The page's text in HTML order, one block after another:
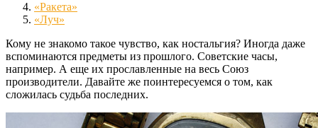
«Ракета»
«Луч»
Кому не знакомо такое чувство, как ностальгия? Иногда даже
вспоминаются предметы из прошлого. Советские часы,
например. А еще их прославленные на весь Союз
производители. Давайте же поинтересуемся о том, как
сложилась судьба последних.